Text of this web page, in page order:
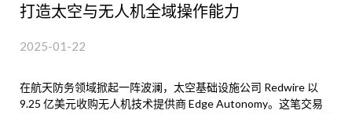
打造太空与无人机全域操作能力
2025-01-22
在航天防务领域掀起一阵波澜，太空基础设施公司 Redwire 以
9.25 亿美元收购无人机技术提供商 Edge Autonomy。这笔交易